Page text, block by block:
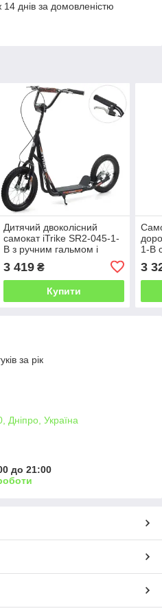
днів за домовленістю
Дитячий двоколісний
самокат iTrike SR2-045-1-
B з ручним гальмом і
дюймів, чорний, сталь
3 419₴
Купити
1-B
3
за рік
Дніпро, Україна
до 21:00